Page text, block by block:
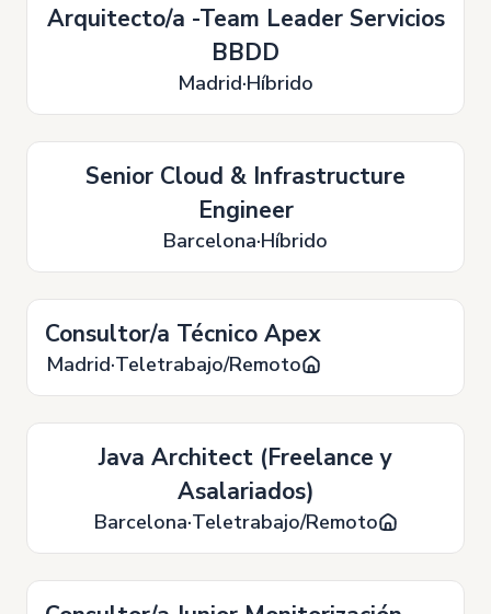
Arquitecto/a -Team Leader Servicios
BBDD
Madrid Híbrido
Senior Cloud & Infrastructure
Engineer
Barcelona Híbrido
Consultor/a Técnico Apex
Madrid Teletrabajo/Remoto
Java Architect (Freelance y
Asalariados)
Barcelona Teletrabajo/Remoto